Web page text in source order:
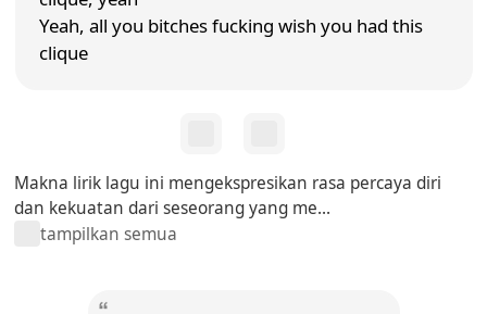
Yeah, all you bitches fucking wish you had this
clique
Makna lirik lagu ini mengekspresikan rasa percaya diri
dan kekuatan dari seseorang yang me...
tampilkan semua